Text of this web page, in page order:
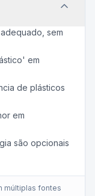
sem
em
de plásticos
em
são opcionais
múltiplas fontes